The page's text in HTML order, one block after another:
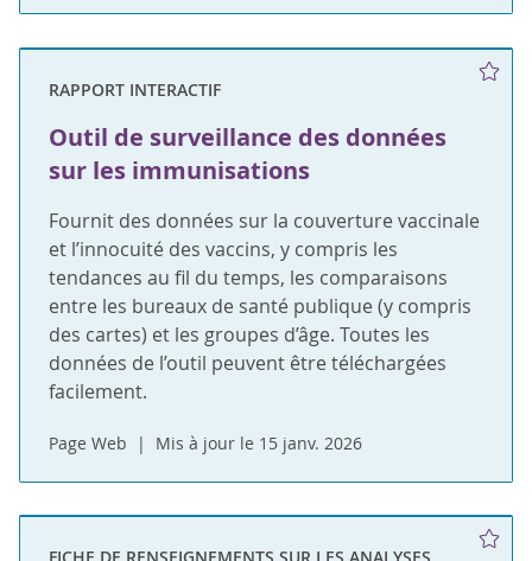
RAPPORT INTERACTIF
Outil de surveillance des données
sur les immunisations
Fournit des données sur la couverture vaccinale
et l’innocuité des vaccins, y compris les
tendances au fil du temps, les comparaisons
entre les bureaux de santé publique (y compris
des cartes) et les groupes d’âge. Toutes les
données de l’outil peuvent être téléchargées
facilement.
Page Web Mis à jour le 15 janv. 2026